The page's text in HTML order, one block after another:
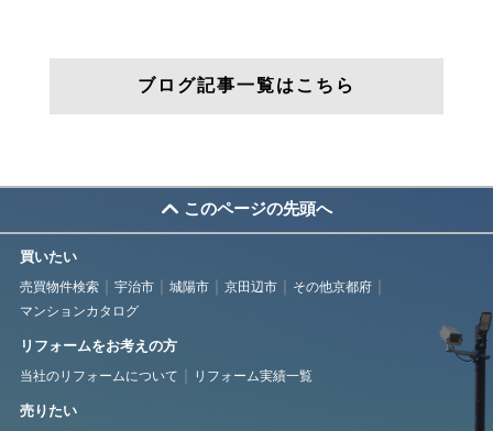
ブログ記事一覧はこちら
このページの先頭へ
買いたい
売買物件検索 宇治市 城陽市 京田辺市
その他京都府
マンションカタログ
リフォームをお考えの方
当社のリフォームについて リフォーム実績一覧
売りたい